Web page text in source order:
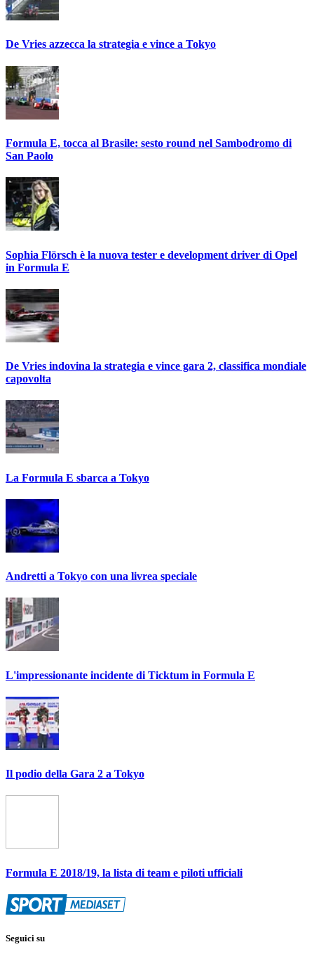
De Vries azzecca la strategia e vince a Tokyo
Formula E, tocca al Brasile: sesto round nel Sambodromo di
San Paolo
Sophia Flörsch è la nuova tester e development driver di Opel
in Formula E
De Vries indovina la strategia e vince gara 2, classifica mondiale
capovolta
La Formula E sbarca a Tokyo
Andretti a Tokyo con una livrea speciale
L'impressionante incidente di Ticktum in Formula E
Il podio della Gara 2 a Tokyo
Formula E 2018/19, la lista di team e piloti ufficiali
Seguici su